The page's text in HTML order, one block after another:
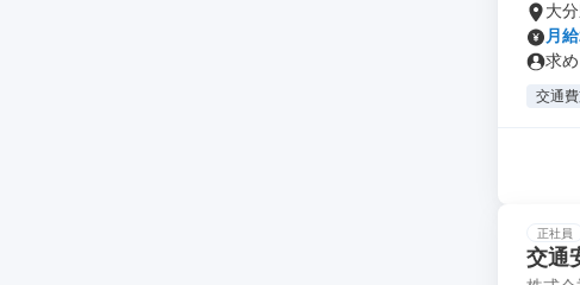
大
月
求
交通
正社員
交通